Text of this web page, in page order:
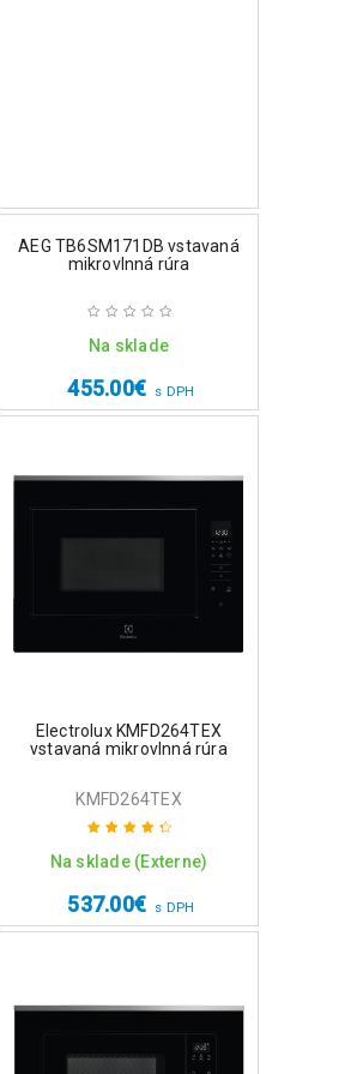
AEG TB6SM171DB vstavaná
mikrovlnná rúra
Na sklade
455.00€ s DPH
Electrolux KMFD264TEX
vstavaná mikrovlnná rúra
KMFD264TEX
Hodnotenie
Na sklade (Externe)
537.00€ s DPH